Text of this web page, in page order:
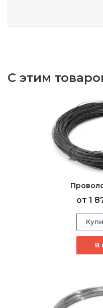
С этим
от 1
В